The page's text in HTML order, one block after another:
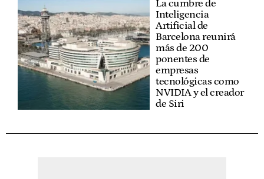
La cumbre de
Inteligencia
Artificial de
Barcelona reunirá
más de 200
ponentes de
empresas
tecnológicas como
NVIDIA y el creador
de Siri